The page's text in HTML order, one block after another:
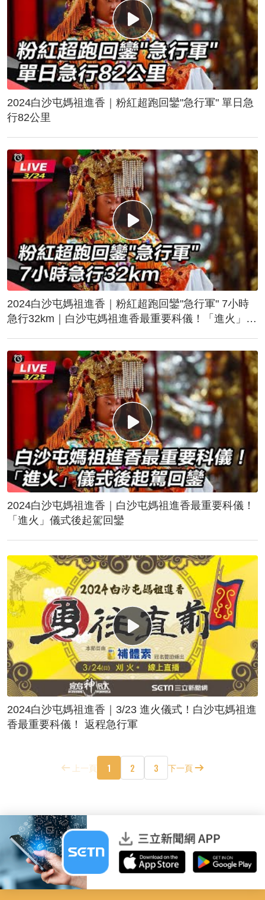
2024白沙屯媽祖進香｜粉紅超跑回鑾"急行軍" 單日急
行82公里
2024白沙屯媽祖進香｜粉紅超跑回鑾"急行軍" 7小時
急行32km｜白沙屯媽祖進香最重要科儀！「進火」儀
2024白沙屯媽祖進香｜白沙屯媽祖進香最重要科儀！
「進火」儀式後起駕回鑾
2024白沙屯媽祖進香｜3/23 進火儀式！白沙屯媽祖進
香最重要科儀！ 返程急行軍
上一頁 1 2 3 下一頁